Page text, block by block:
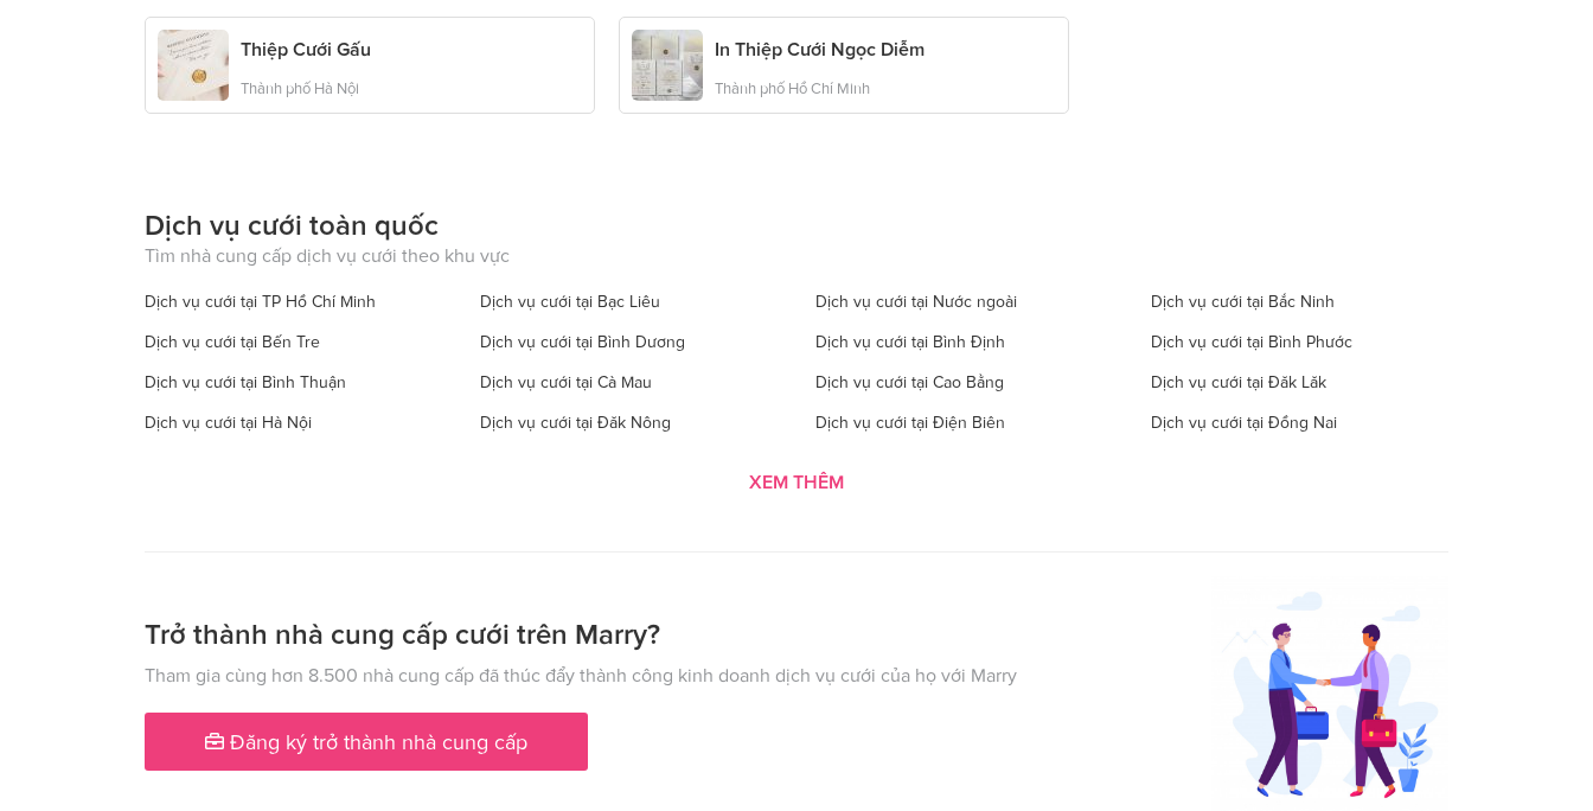
Thiệp Cưới Gấu
Thành phố Hà Nội
In Thiệp Cưới Ngọc Diễm
Thành phố Hồ Chí Minh
Dịch vụ cưới toàn quốc
Tìm nhà cung cấp dịch vụ cưới theo khu vực
Dịch vụ cưới tại TP Hồ Chí Minh Dịch vụ cưới tại Bạc Liêu Dịch vụ cưới tại Nước ngoài Dịch vụ cưới tại Bắc Ninh
Dịch vụ cưới tại Bến Tre Dịch vụ cưới tại Bình Dương Dịch vụ cưới tại Bình Định Dịch vụ cưới tại Bình Phước
Dịch vụ cưới tại Bình Thuận Dịch vụ cưới tại Cà Mau Dịch vụ cưới tại Cao Bằng Dịch vụ cưới tại Đăk Lăk
Dịch vụ cưới tại Hà Nội Dịch vụ cưới tại Đăk Nông Dịch vụ cưới tại Điện Biên Dịch vụ cưới tại Đồng Nai
Dịch vụ cưới tại Lạng Sơn Dịch vụ cưới tại Lào Cai Dịch vụ cưới tại Long An
Dịch vụ cưới tại Nghệ An Dịch vụ cưới tại Ninh Bình Dịch vụ cưới tại Ninh Thuận
Dịch vụ cưới tại Quảng Nam
Dịch vụ cưới tại Quảng Ngãi Dịch vụ cưới tại Hải Phòng Dịch vụ cưới tại Quảng Trị
Dịch vụ cưới tại Thái Nguyên
XEM THÊM
Trở thành nhà cung cấp cưới trên Marry?
Tham gia cùng hơn 8.500 nhà cung cấp đã thúc đẩy thành công kinh doanh dịch vụ cưới của họ với Marry
Đăng ký trở thành nhà cung cấp